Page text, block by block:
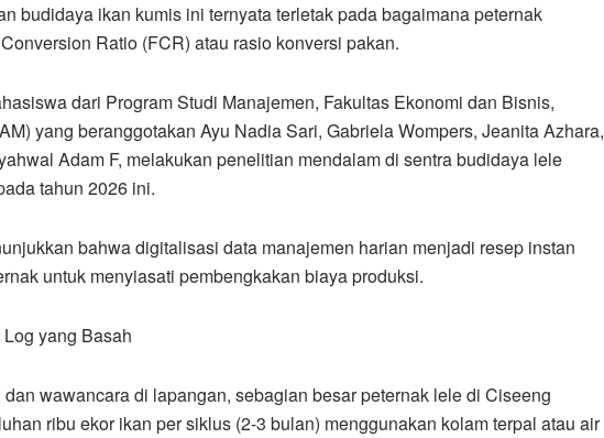
budidaya ikan kumis ini ternyata terletak pada bagaimana peternak
Ratio (FCR) atau rasio konversi pakan.
dari Program Studi Manajemen, Fakultas Ekonomi dan Bisnis,
yang beranggotakan Ayu Nadia Sari, Gabriela Wompers, Jeanita Azhara,
Adam F, melakukan penelitian mendalam di sentra budidaya lele
tahun 2026 ini.
bahwa digitalisasi data manajemen harian menjadi resep instan
untuk menyiasati pembengkakan biaya produksi.
yang Basah
wawancara di lapangan, sebagian besar peternak lele di Ciseeng
ribu ekor ikan per siklus (2-3 bulan) menggunakan kolam terpal atau air